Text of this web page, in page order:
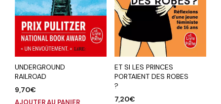
UNDERGROUND
RAILROAD
9,70€
AJOUTER AU PANIER
ET SI LES PRINCES
PORTAIENT DES ROBES
?
7,20€